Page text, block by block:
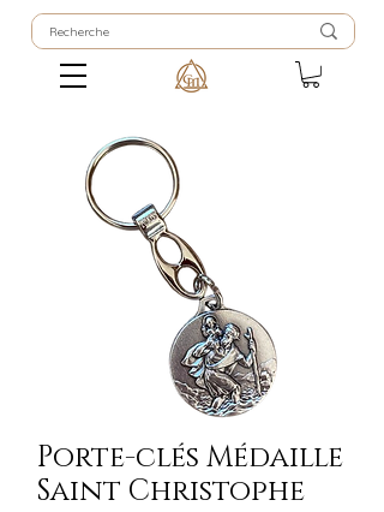
Porte-clés Médaille
Saint Christophe